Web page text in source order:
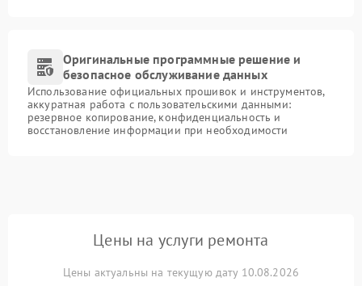
Оригинальные программные решение и
безопасное обслуживание данных
Использование официальных прошивок и инструментов,
аккуратная работа с пользовательскими данными:
резервное копирование, конфиденциальность и
восстановление информации при необходимости
Цены на услуги ремонта
Цены актуальны на текущую дату 10.08.2026